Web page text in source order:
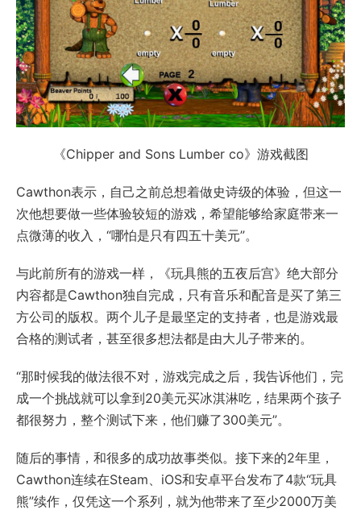
《Chipper and Sons Lumber co》游戏截图
Cawthon表示，自己之前总想着做史诗级的体验，但这一
次他想要做一些体验较短的游戏，希望能够给家庭带来一
点微薄的收入，“哪怕是只有四五十美元”。
与此前所有的游戏一样，《玩具熊的五夜后宫》绝大部分
内容都是Cawthon独自完成，只有音乐和配音是买了第三
方公司的版权。两个儿子是最坚定的支持者，也是游戏最
合格的测试者，甚至很多想法都是由大儿子带来的。
“那时候我的做法很不对，游戏完成之后，我告诉他们，完
成一个挑战就可以拿到20美元买冰淇淋吃，结果两个孩子
都很努力，整个测试下来，他们赚了300美元”。
随后的事情，和很多的成功故事类似。接下来的2年里，
Cawthon连续在Steam、iOS和安卓平台发布了4款“玩具
熊”续作，仅凭这一个系列，就为他带来了至少2000万美